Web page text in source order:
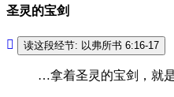
圣灵的宝剑
读这段经节: 以弗所书 6:16-17
…拿着圣灵的宝剑，就是